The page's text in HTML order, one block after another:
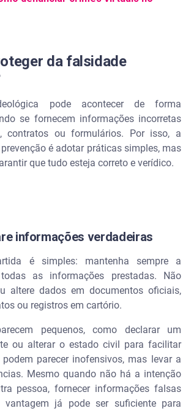
da falsidade
pode acontecer de forma
se fornecem informações incorretas
contratos ou formulários. Por isso, a
é adotar práticas simples, mas
que tudo esteja correto e verídico.
informações verdadeiras
é simples: mantenha sempre a
as informações prestadas. Não
altere dados em documentos oficiais,
ou registros em cartório.
pequenos, como declarar um
ou alterar o estado civil para facilitar
parecer inofensivos, mas levar a
Mesmo quando não há a intenção
pessoa, fornecer informações falsas
já pode ser suficiente para